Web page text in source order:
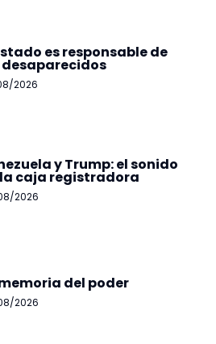
es responsable de
desaparecidos
2026
y Trump: el sonido
caja registradora
2026
del poder
2026